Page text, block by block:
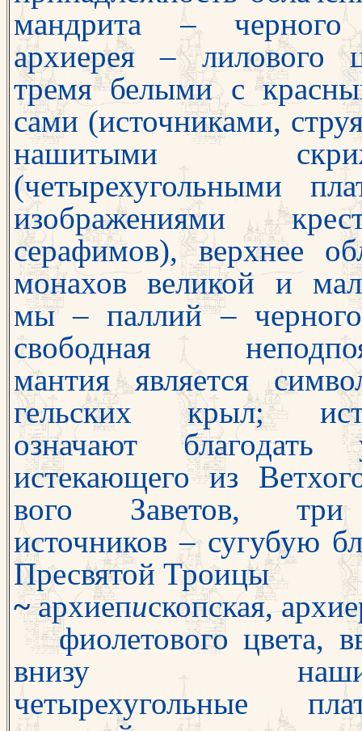
мандрита
–
архиерея
– лилового
тремя белыми с
сами (источниками,
нашитыми
(четырехугольными
изображениями
серафимов), верхнее
монахов великой и
мы – паллий –
свободная не
мантия является
гельских крыл;
означают благодать
истекающего из
вого Заветов,
источников – сугубую
Пресвятой Троицы
~архиепископская,
фиолетового цвета,
внизу
четырехугольные